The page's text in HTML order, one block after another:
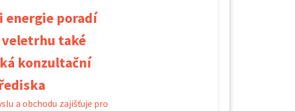
energie poradí
také
konzultační
a obchodu zajišťuje pro